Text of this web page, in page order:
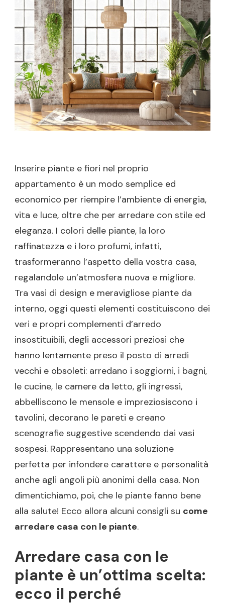
PIANTE:
IDEE
UN
ARREDO
GREEN
RICCO
DI
STILE
Inserire piante e fiori nel proprio
appartamento è un modo semplice ed
economico per riempire l’ambiente di energia,
vita e luce, oltre che per arredare con stile ed
eleganza. I colori delle piante, la loro
raffinatezza e i loro profumi, infatti,
trasformeranno l’aspetto della vostra casa,
regalandole un’atmosfera nuova e migliore.
Tra vasi di design e meravigliose piante da
interno, oggi questi elementi costituiscono dei
veri e propri complementi d’arredo
insostituibili, degli accessori preziosi che
hanno lentamente preso il posto di arredi
vecchi e obsoleti: arredano i soggiorni, i bagni,
le cucine, le camere da letto, gli ingressi,
abbelliscono le mensole e impreziosiscono i
tavolini, decorano le pareti e creano
scenografie suggestive scendendo dai vasi
sospesi. Rappresentano una soluzione
perfetta per infondere carattere e personalità
anche agli angoli più anonimi della casa. Non
dimentichiamo, poi, che le piante fanno bene
alla salute! Ecco allora alcuni consigli su come
arredare casa con le piante.
Arredare casa con le
piante è un’ottima scelta:
ecco il perché